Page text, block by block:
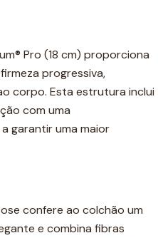
Pro (18 cm) proporciona
progressiva,
corpo. Esta estrutura inclui
com uma
garantir uma maior
confere ao colchão um
e combina fibras